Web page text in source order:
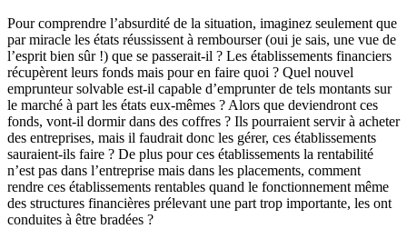
Pour comprendre l’absurdité de la situation, imaginez seulement que
par miracle les états réussissent à rembourser (oui je sais, une vue de
l’esprit bien sûr !) que se passerait-il ? Les établissements financiers
récupèrent leurs fonds mais pour en faire quoi ? Quel nouvel
emprunteur solvable est-il capable d’emprunter de tels montants sur
le marché à part les états eux-mêmes ? Alors que deviendront ces
fonds, vont-il dormir dans des coffres ? Ils pourraient servir à acheter
des entreprises, mais il faudrait donc les gérer, ces établissements
sauraient-ils faire ? De plus pour ces établissements la rentabilité
n’est pas dans l’entreprise mais dans les placements, comment
rendre ces établissements rentables quand le fonctionnement même
des structures financières prélevant une part trop importante, les ont
conduites à être bradées ?